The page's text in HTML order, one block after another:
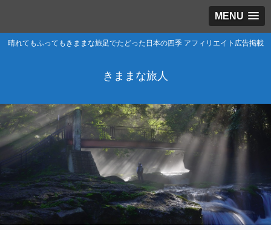
MENU
晴れてもふってもきままな旅足でたどった日本の四季 アフィリエイト広告掲載
きままな旅人